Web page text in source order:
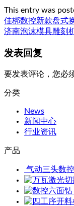
This entry was
佳梆数控新款盘式
济南泡沫模具雕刻
发表回复
要发表评论，您必
分类
News
新闻中心
行业资讯
产品
气动三头数